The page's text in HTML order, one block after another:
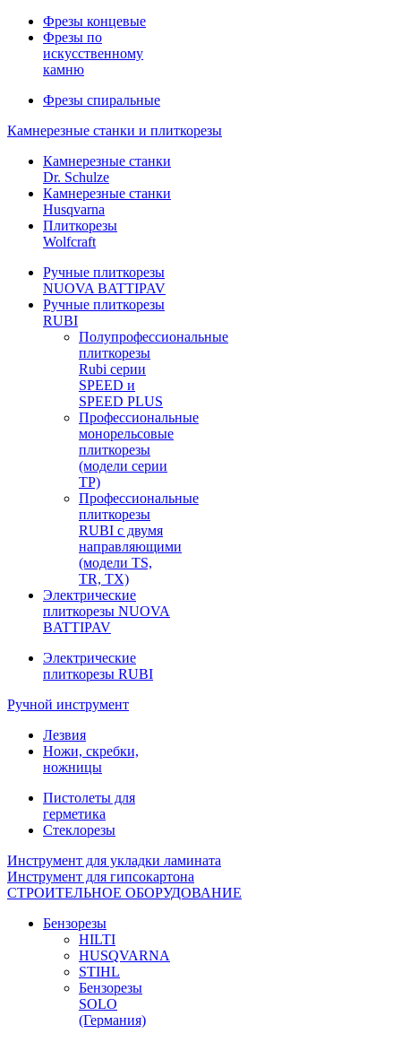
Фрезы концевые
Фрезы по
искусственному
камню
Фрезы спиральные
Камнерезные станки и плиткорезы
Камнерезные станки
Dr. Schulze
Камнерезные станки
Husqvarna
Плиткорезы
Wolfcraft
Ручные плиткорезы
NUOVA BATTIPAV
Ручные плиткорезы
RUBI
Полупрофессиональные
плиткорезы
Rubi серии
SPEED и
SPEED PLUS
Профессиональные
монорельсовые
плиткорезы
(модели серии
TP)
Профессиональные
плиткорезы
RUBI с двумя
направляющими
(модели TS,
TR, TX)
Электрические
плиткорезы NUOVA
BATTIPAV
Электрические
плиткорезы RUBI
Ручной инструмент
Лезвия
Ножи, скребки,
ножницы
Пистолеты для
герметика
Стеклорезы
Инструмент для укладки ламината
Инструмент для гипсокартона
СТРОИТЕЛЬНОЕ ОБОРУДОВАНИЕ
Бензорезы
HILTI
HUSQVARNA
STIHL
Бензорезы
SOLO
(Германия)